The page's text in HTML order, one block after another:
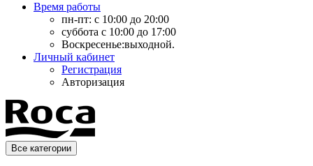
Время работы
пн-пт: с 10:00 до 20:00
суббота с 10:00 до 17:00
Воскресенье:выходной.
Личный кабинет
Регистрация
Авторизация
Все категории